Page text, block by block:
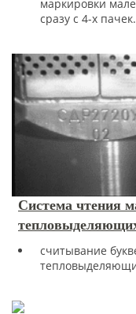
маркировки
сразу с 4-х пачек.
Система чтения
считывание